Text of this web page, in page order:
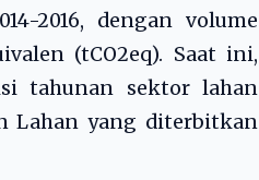
2016, dengan volume
(tCO2eq). Saat ini,
tahunan sektor lahan
Lahan yang diterbitkan